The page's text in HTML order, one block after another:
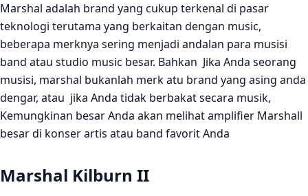
Marshal adalah brand yang cukup terkenal di pasar
teknologi terutama yang berkaitan dengan music,
beberapa merknya sering menjadi andalan para musisi
band atau studio music besar. Bahkan Jika Anda seorang
musisi, marshal bukanlah merk atu brand yang asing anda
dengar, atau jika Anda tidak berbakat secara musik,
Kemungkinan besar Anda akan melihat amplifier Marshall
besar di konser artis atau band favorit Anda
Marshal Kilburn II